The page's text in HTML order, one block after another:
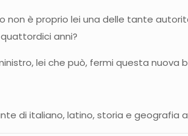
non è proprio lei una delle tante
anni?
lei che può, fermi questa nuova
di italiano, latino, storia e geografia